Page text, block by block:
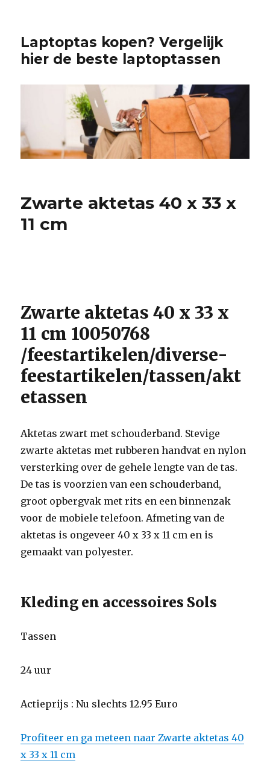
Laptoptas kopen? Vergelijk
hier de beste laptoptassen
Zwarte aktetas 40 x 33 x
11 cm
Zwarte aktetas 40 x 33 x
11 cm 10050768
/feestartikelen/diverse-
feestartikelen/tassen/akt
etassen
Aktetas zwart met schouderband. Stevige
zwarte aktetas met rubberen handvat en nylon
versterking over de gehele lengte van de tas.
De tas is voorzien van een schouderband,
groot opbergvak met rits en een binnenzak
voor de mobiele telefoon. Afmeting van de
aktetas is ongeveer 40 x 33 x 11 cm en is
gemaakt van polyester.
Kleding en accessoires Sols
Tassen
24 uur
Actieprijs : Nu slechts 12.95 Euro
Profiteer en ga meteen naar Zwarte aktetas 40
x 33 x 11 cm